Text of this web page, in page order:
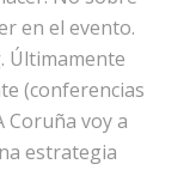
en el evento.
. Últimamente
(conferencias
Coruña voy a
estrategia